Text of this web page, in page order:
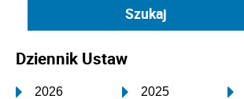
Dziennik Ustaw
2026 2025